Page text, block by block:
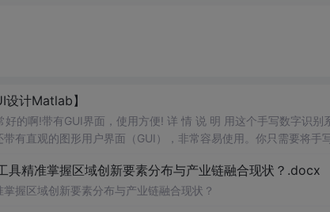
计Matlab】
的啊!带有GUI界面，使用方便! 详 情 说 明 用这个手写数字识别
有直观的图形用户界面（GUI），非常容易使用。你只需要将手
！具精准掌握区域创新要素分布与产业链融合现状？.docx
握区域创新要素分布与产业链融合现状？